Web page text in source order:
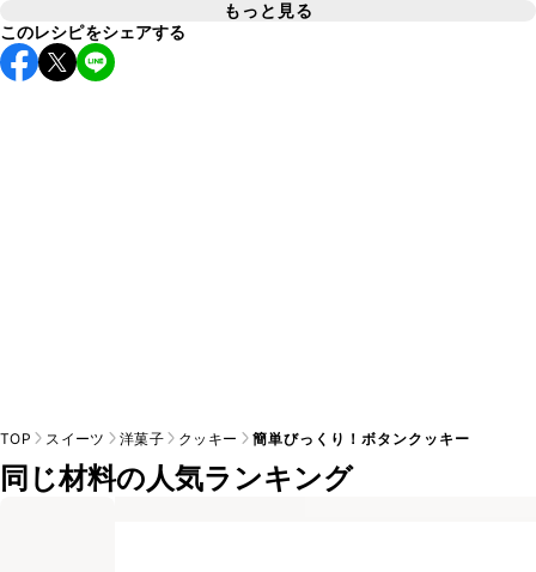
です。冷凍保存した場合は冷蔵庫で自然解凍し、生地が扱い
A こちら
もっと見る
このレシピをシェアする
TOP スイーツ 洋菓子 クッキー 簡単びっくり！ボタンクッキー
同じ材料の人気ランキング